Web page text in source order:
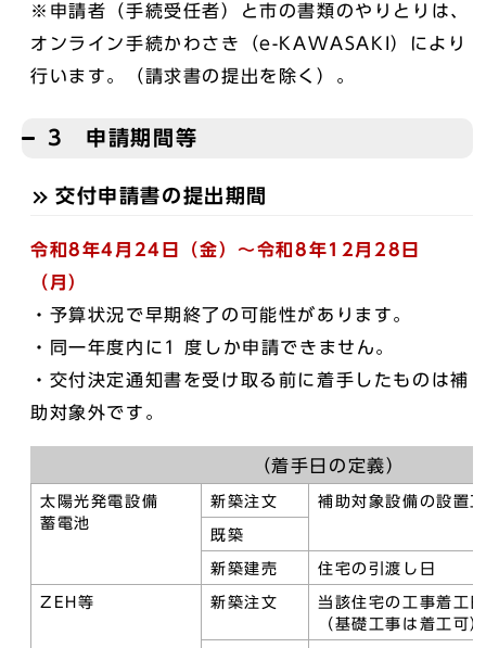
※申請者（手続受任者）と市の書類のやりとりは、
オンライン手続かわさき（e-KAWASAKI）により
行います。（請求書の提出を除く）。
3 申請期間等
交付申請書の提出期間
令和8年4月24日（金）～令和8年12月28日
（月）
・予算状況で早期終了の可能性があります。
・同一年度内に1 度しか申請できません。
・交付決定通知書を受け取る前に着手したものは補
助対象外です。
（着手日の定義）
太陽光発電設備
蓄電池
新築注文 補助対象設備の設置
既築
新築建売 住宅の引渡し日
ZEH等 新築注文
当該住宅の工事着工日
（基礎工事は着工可）